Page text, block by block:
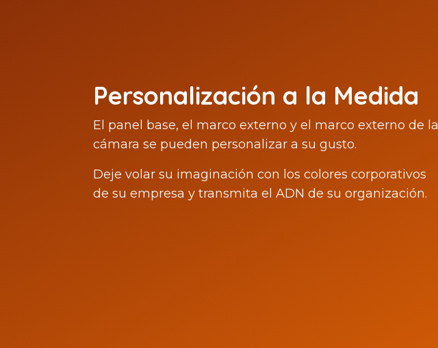
Personalización a la Medida
El panel base, el marco externo y el marco externo de la
cámara se pueden personalizar a su gusto.
Deje volar su imaginación con los colores corporativos
de su empresa y transmita el ADN de su organización.